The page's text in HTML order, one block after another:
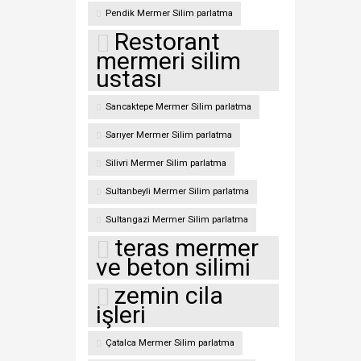
Pendik Mermer Silim parlatma
Restorant
mermeri silim
ustası
Sancaktepe Mermer Silim parlatma
Sarıyer Mermer Silim parlatma
Silivri Mermer Silim parlatma
Sultanbeyli Mermer Silim parlatma
Sultangazi Mermer Silim parlatma
teras mermer
ve beton silimi
zemin cila
işleri
Çatalca Mermer Silim parlatma